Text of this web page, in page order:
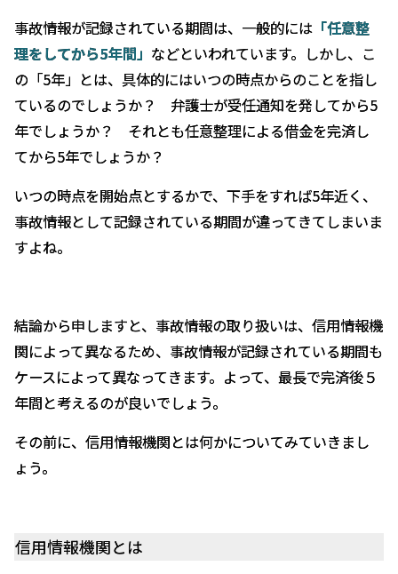
事故情報が記録されている期間は、一般的には 「任意整
理をしてから5年間」 などといわれています。しかし、こ
の「5年」とは、具体的にはいつの時点からのことを指し
ているのでしょうか？ 弁護士が受任通知を発してから5
年でしょうか？ それとも任意整理による借金を完済し
てから5年でしょうか？
いつの時点を開始点とするかで、下手をすれば5年近く、
事故情報として記録されている期間が違ってきてしまいま
すよね。
結論から申しますと、事故情報の取り扱いは、信用情報機
関によって異なるため、事故情報が記録されている期間も
ケースによって異なってきます。よって、最長で完済後５
年間と考えるのが良いでしょう。
その前に、信用情報機関とは何かについてみていきまし
ょう。
信用情報機関とは
弁
護
の
選
び